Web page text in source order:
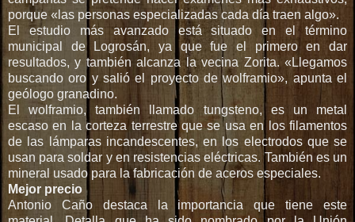
0
1
4
-
1
2
-
1
1
/
e
l
-
g
porque «las personas especializadas cada día traen algo».
El estudio más avanzado está situado en el término
municipal de Logrosán, ya que fue el primero en dar
resultados, y también alcanza la vecina Zorita. «Llegamos
buscando oro y salió el proyecto de wolframio», apunta el
geólogo granadino.
El wolframio, también llamado tungsteno, es un metal
escaso en la corteza terrestre que se usa en los filamentos
de las lámparas incandescentes, en los electrodos que se
usan para soldar y en resistencias eléctricas. También es un
mineral usado para la fabricación de aceros especiales.
Mejor precio
Antonio Caño destaca la importancia que tiene este